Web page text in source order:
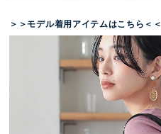
＞＞モデル着用アイテムはこちら＜＜